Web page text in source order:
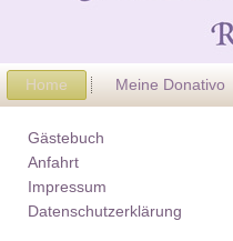
Home Meine Donativo
Gästebuch
Anfahrt
Impressum
Datenschutzerklärung